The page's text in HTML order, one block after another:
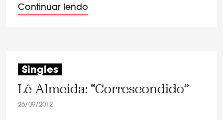
Continuar lendo
Singles
Lê Almeida: “Correscondido”
26/09/2012